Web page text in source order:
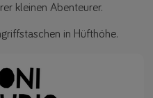
kleinen Abenteurer.
in Hüfthöhe.